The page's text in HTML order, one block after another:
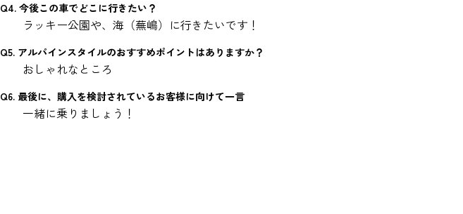
Q4. 今後この車でどこに行きたい？
ラッキー公園や、海（蕪嶋）に行きたいです！
Q5. アルパインスタイルのおすすめポイントはありますか？
おしゃれなところ
Q6. 最後に、購入を検討されているお客様に向けて一言
一緒に乗りましょう！